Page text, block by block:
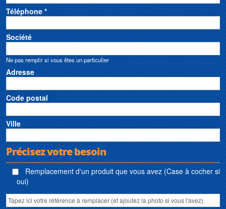
Téléphone *
Société
Ne pas remplir si vous êtes un particulier
Adresse
Code postal
Ville
Précisez votre besoin
Remplacement d'un produit que vous avez (Case à cocher si
oui)